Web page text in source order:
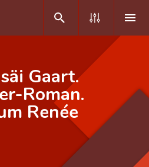
Gaart.
Roman.
Renée